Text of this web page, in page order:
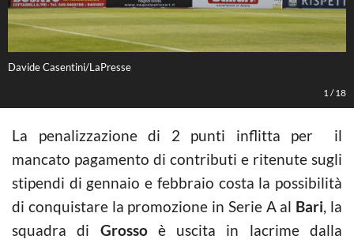
Davide Casentini/LaPresse
1 /18
La penalizzazione di 2 punti inflitta per il
mancato pagamento di contributi e ritenute sugli
stipendi di gennaio e febbraio costa la possibilità
di conquistare la promozione in Serie A al Bari, la
squadra di Grosso è uscita in lacrime dalla